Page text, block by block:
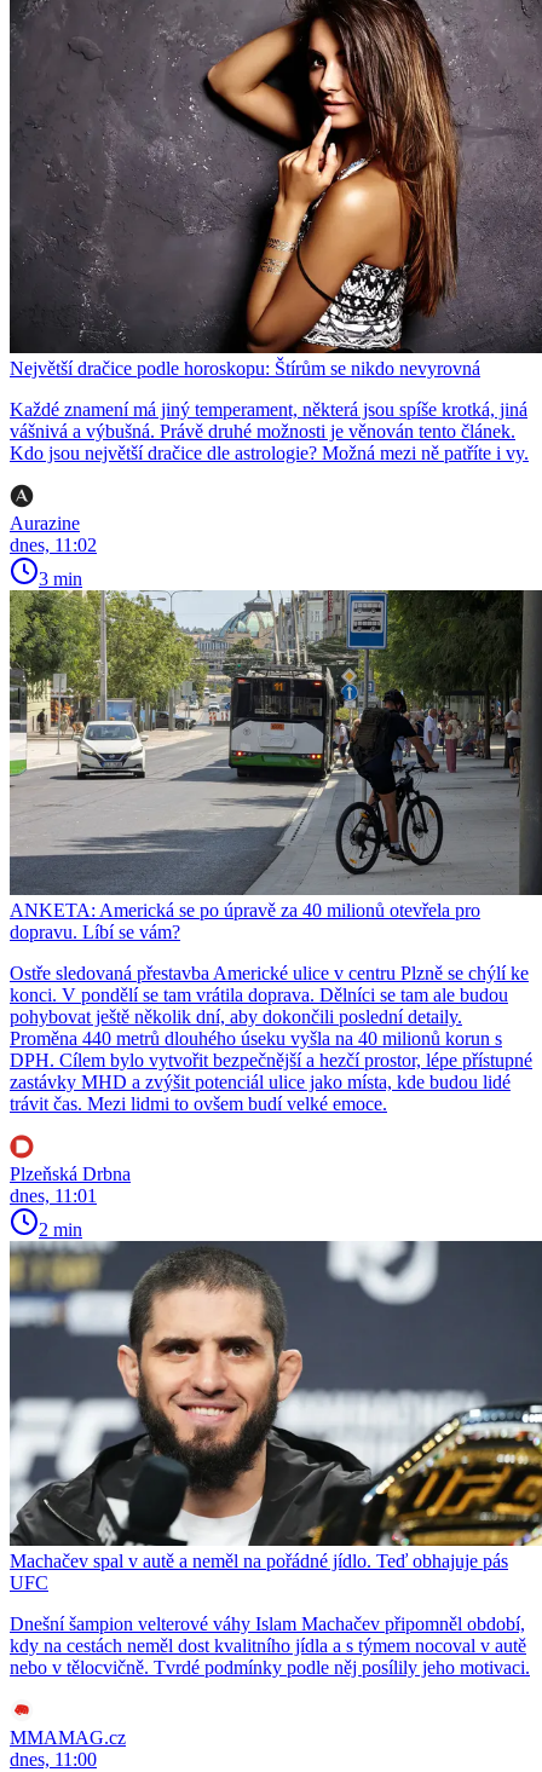
Největší dračice podle horoskopu: Štírům se nikdo nevyrovná
Každé znamení má jiný temperament, některá jsou spíše krotká, jiná
vášnivá a výbušná. Právě druhé možnosti je věnován tento článek.
Kdo jsou největší dračice dle astrologie? Možná mezi ně patříte i vy.
Aurazine
dnes, 11:02
3 min
ANKETA: Americká se po úpravě za 40 milionů otevřela pro
dopravu. Líbí se vám?
Ostře sledovaná přestavba Americké ulice v centru Plzně se chýlí ke
konci. V pondělí se tam vrátila doprava. Dělníci se tam ale budou
pohybovat ještě několik dní, aby dokončili poslední detaily.
Proměna 440 metrů dlouhého úseku vyšla na 40 milionů korun s
DPH. Cílem bylo vytvořit bezpečnější a hezčí prostor, lépe přístupné
zastávky MHD a zvýšit potenciál ulice jako místa, kde budou lidé
trávit čas. Mezi lidmi to ovšem budí velké emoce.
Plzeňská Drbna
dnes, 11:01
2 min
Machačev spal v autě a neměl na pořádné jídlo. Teď obhajuje pás
UFC
Dnešní šampion velterové váhy Islam Machačev připomněl období,
kdy na cestách neměl dost kvalitního jídla a s týmem nocoval v autě
nebo v tělocvičně. Tvrdé podmínky podle něj posílily jeho motivaci.
MMAMAG.cz
dnes, 11:00